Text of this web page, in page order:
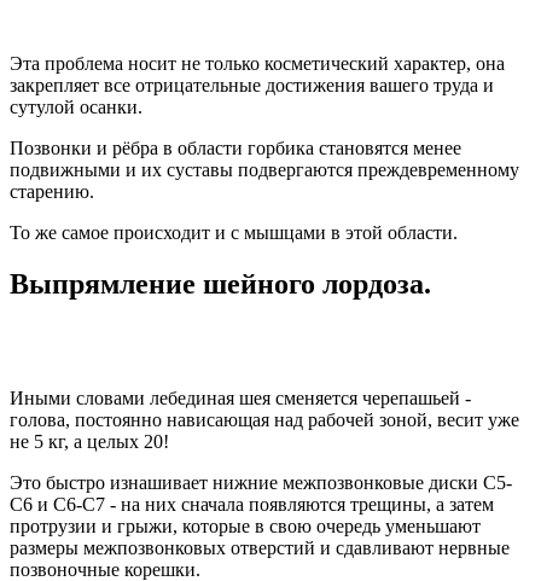
Эта проблема носит не только косметический характер, она
закрепляет все отрицательные достижения вашего труда и
сутулой осанки.
Позвонки и рёбра в области горбика становятся менее
подвижными и их суставы подвергаются преждевременному
старению.
То же самое происходит и с мышцами в этой области.
Выпрямление шейного лордоза.
Иными словами лебединая шея сменяется черепашьей -
голова, постоянно нависающая над рабочей зоной, весит уже
не 5 кг, а целых 20!
Это быстро изнашивает нижние межпозвонковые диски С5-
С6 и С6-С7 - на них сначала появляются трещины, а затем
протрузии и грыжи, которые в свою очередь уменьшают
размеры межпозвонковых отверстий и сдавливают нервные
позвоночные корешки.